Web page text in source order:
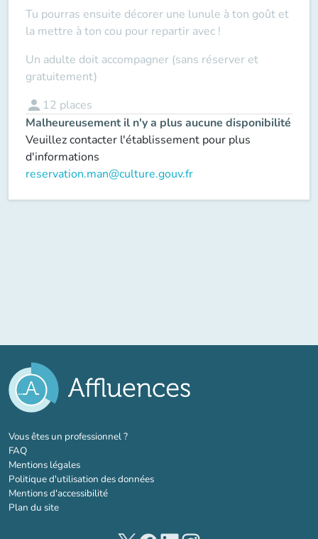
Tu pourras ensuite décorer une lunule à ton goût et
la mettre à ton cou pour repartir avec !
Un adulte doit accompagner (sans réserver et
gratuitement)
person 12 places
Malheureusement il n'y a plus aucune disponibilité
Veuillez contacter l'établissement pour plus
d'informations
reservation.man@culture.gouv.fr
Vous êtes un professionnel ?(nouvel onglet)
FAQ
Mentions légales
Politique d'utilisation des données
Mentions d'accessibilité
Plan du site